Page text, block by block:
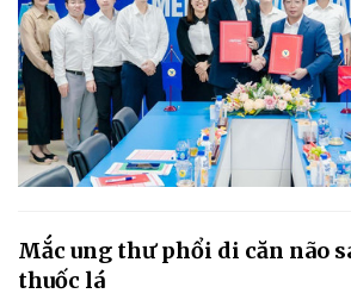
Mắc ung thư phổi di căn não
thuốc lá